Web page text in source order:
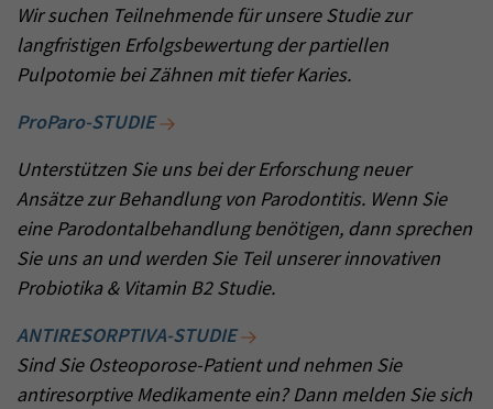
Wir suchen Teilnehmende für unsere Studie zur
langfristigen Erfolgsbewertung der partiellen
Pulpotomie bei Zähnen mit tiefer Karies.
ProParo-STUDIE
Unterstützen Sie uns bei der Erforschung neuer
Ansätze zur Behandlung von Parodontitis. Wenn Sie
eine Parodontalbehandlung benötigen, dann sprechen
Sie uns an und werden Sie Teil unserer innovativen
Probiotika & Vitamin B2 Studie.
ANTIRESORPTIVA-STUDIE
Sind Sie Osteoporose-Patient und nehmen Sie
antiresorptive Medikamente ein? Dann melden Sie sich